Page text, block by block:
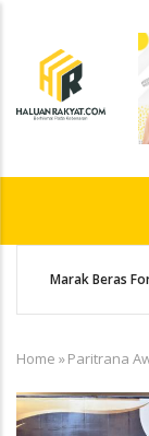
content
Marak Beras
Home »Paritrana